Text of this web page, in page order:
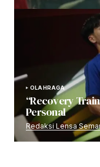
OLAHRAGA
“Recovery
Personal
Redaksi Lensa